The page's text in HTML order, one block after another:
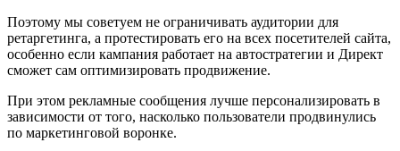
Поэтому мы советуем не ограничивать аудитории для
ретаргетинга, а протестировать его на всех посетителей сайта,
особенно если кампания работает на автостратегии и Директ
сможет сам оптимизировать продвижение.
При этом рекламные сообщения лучше персонализировать в
зависимости от того, насколько пользователи продвинулись
по маркетинговой воронке.